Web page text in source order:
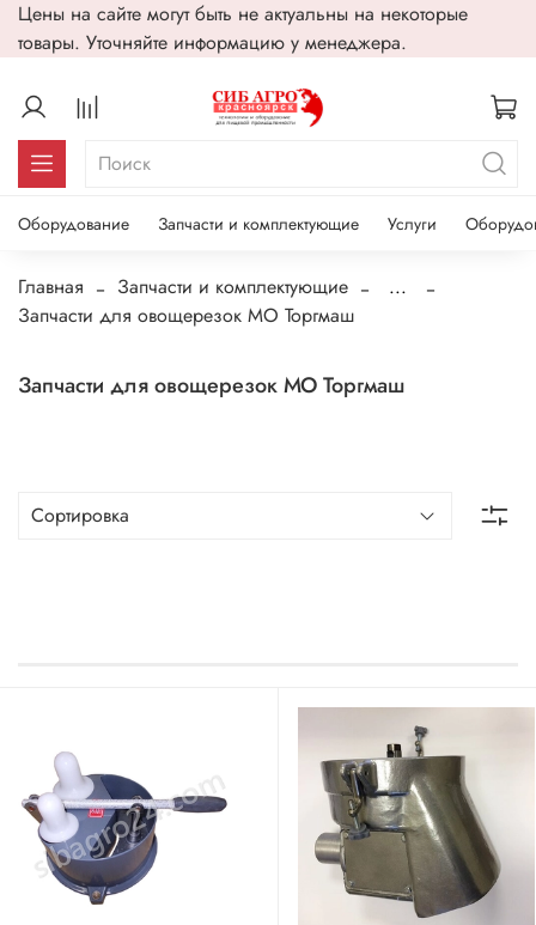
Цены на сайте могут быть не актуальны на некоторые
товары. Уточняйте информацию у менеджера.
Оборудование Запчасти и комплектующие Услуги
Главная Запчасти и комплектующие
...
Запчасти для овощерезок МО Торгмаш
Запчасти для овощерезок МО Торгмаш